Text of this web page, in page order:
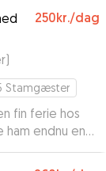
igen❤️”
250kr./dag
)
Stamgæster
fin ferie hos
ham endnu en